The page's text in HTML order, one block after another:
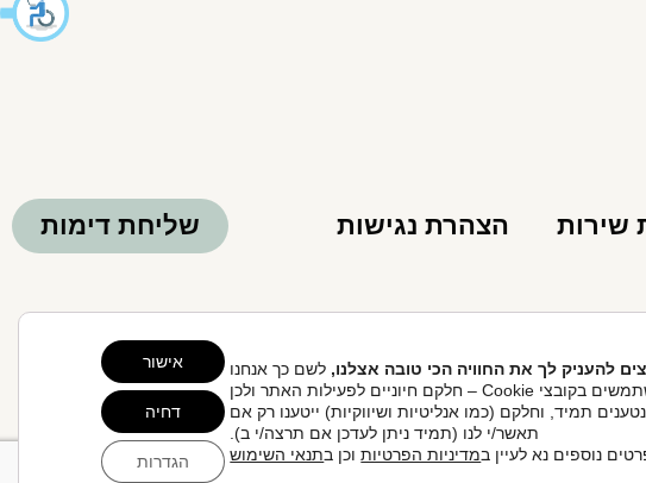
שירות הצהרת נגישות שליחת דימות
מחליף את אחריות הגולש לקבלת ייעוץ ע"י רופא.
להעניק לך את החוויה הכי טובה אצלנו, לשם כך אנחנו
משתמשים בקובצי Cookie – חלקם חיוניים לפעילות האתר ולכן
נטענים תמיד, וחלקם (כמו אנליטיות ושיווקיות) ייטענו רק אם
תאשר/י לנו (תמיד ניתן לעדכן אם תרצה/י ב).
נוספים נא לעיין במדיניות הפרטיותוכן בתנאי השימוש
אישור
דחיה
הגדרות
Close GDPR